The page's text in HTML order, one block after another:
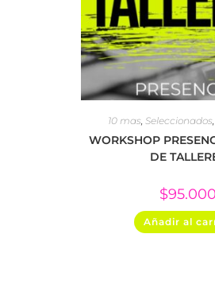
10 mas, Seleccionados,
WORKSHOP
DE
$95.000
Añadir al